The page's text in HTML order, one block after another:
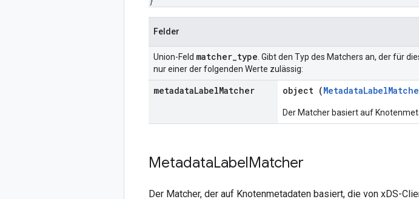
Felder
Union-Feld matcher_type . Gibt den Typ des Matchers an, der für
nur einer der folgenden Werte zulässig:
metadataLabelMatcher object (
Der Matcher basiert auf
MetadataLabelMatcher
Der Matcher, der auf Knotenmetadaten basiert, die von xDS-